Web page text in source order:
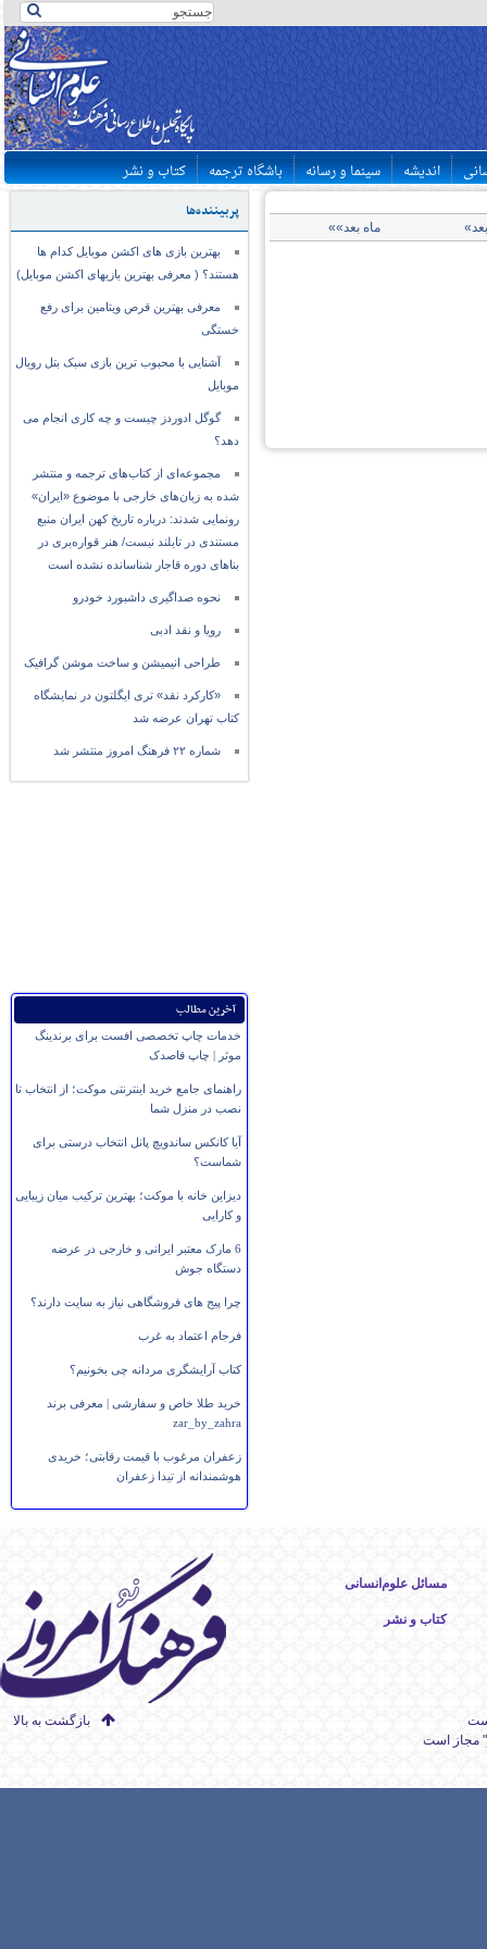
اندیشه سینما و رسانه باشگاه ترجمه کتاب و نشر
پربیننده‌ها
بهترین بازی های اکشن موبایل کدام ها
هستند؟ ( معرفی بهترین بازیهای اکشن موبایل)
معرفی بهترین قرص ویتامین برای رفع
خستگی
آشنایی با محبوب ترین بازی سبک بتل رویال
موبایل
گوگل ادوردز چیست و چه کاری انجام می
دهد؟
مجموعه‌ای از کتاب‌های ترجمه و منتشر
شده به زبان‌های خارجی با موضوع «ایران»
رونمایی شدند: درباره تاریخ کهن ایران منبع
مستندی در تایلند نیست/ هنر قواره‌بری در
بناهای دوره قاجار شناسانده نشده است
نحوه صداگیری داشبورد خودرو
رویا و نقد ادبی
طراحی انیمیشن و ساخت موشن گرافیک
«کارکرد نقد» تری ایگلتون در نمایشگاه
کتاب تهران عرضه شد
شماره ۲۲ فرهنگ امروز منتشر شد
آخرین مطالب
خدمات چاپ تخصصی افست برای برندینگ
موثر | چاپ قاصدک
راهنمای جامع خرید اینترنتی موکت؛ از انتخاب تا
نصب در منزل شما
آیا کانکس ساندویچ پانل انتخاب درستی برای
شماست؟
دیزاین خانه با موکت؛ بهترین ترکیب میان زیبایی
و کارایی
6 مارک معتبر ایرانی و خارجی در عرضه
دستگاه جوش
چرا پیج های فروشگاهی نیاز به سایت دارند؟
فرجام اعتماد به غرب
کتاب آرایشگری مردانه چی بخونیم؟
خرید طلا خاص و سفارشی | معرفی برند
zar_by_zahra
زعفران مرغوب با قیمت رقابتی؛ خریدی
هوشمندانه از تیدا زعفران
ماه بعد»»
مسائل علوم‌انسانی
کتاب و نشر
بازگشت به بالا
" مجاز است